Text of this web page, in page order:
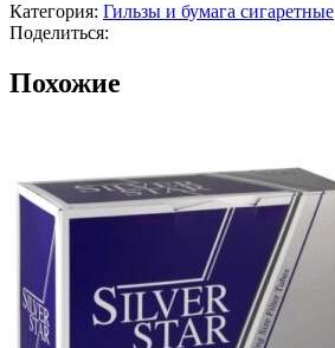
Категория: Гильзы и бумага сигаретные
Поделиться:
Похожие